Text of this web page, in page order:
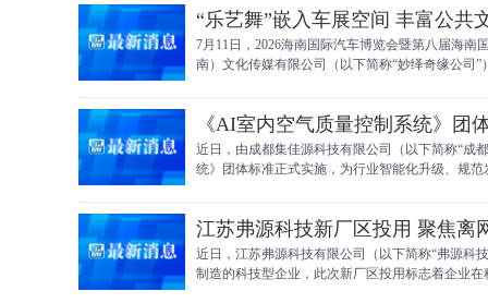
“乐艺舞”嵌入车展空间 丰富公共
7月11日，2026海南国际汽车博览会暨第八届海
南）文化传媒有限公司（以下简称“妙绎奇缘公司
《AI室内空气质量控制系统》团
近日，由成都集佳源科技有限公司（以下简称“成
统》团体标准正式实施，为行业智能化升级、规范
江苏弗源科技新厂区投用 聚焦离
近日，江苏弗源科技有限公司（以下简称“弗源科
制造的科技型企业，此次新厂区投用标志着企业